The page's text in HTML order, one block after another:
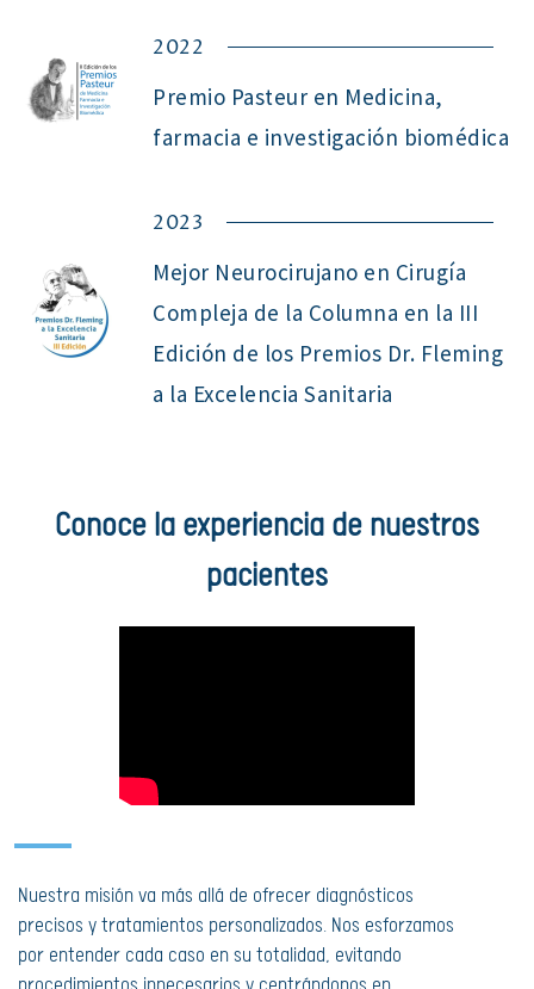
2022
Premio Pasteur en Medicina,
farmacia e investigación biomédica
2023
Mejor Neurocirujano en Cirugía
Compleja de la Columna en la III
Edición de los Premios Dr. Fleming
a la Excelencia Sanitaria
Conoce la experiencia de nuestros
pacientes​
Nuestra misión va más allá de ofrecer diagnósticos
precisos y tratamientos personalizados. Nos esforzamos
por entender cada caso en su totalidad, evitando